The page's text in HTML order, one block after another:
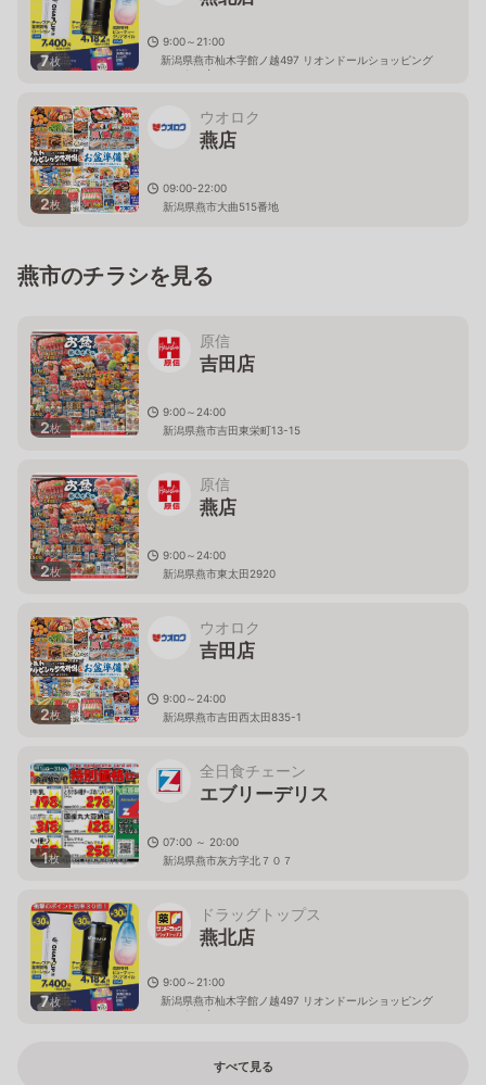
7枚
9:00～21:00
新潟県燕市杣木字館ノ越497 リオンドールショッピング
センター内
2枚
ウオロク
燕店
09:00-22:00
新潟県燕市大曲515番地
燕市のチラシを見る
2枚
原信
吉田店
9:00～24:00
新潟県燕市吉田東栄町13-15
2枚
原信
燕店
9:00～24:00
新潟県燕市東太田2920
2枚
ウオロク
吉田店
9:00～24:00
新潟県燕市吉田西太田835-1
1枚
全日食チェーン
エブリーデリス
07:00 ～ 20:00
新潟県燕市灰方字北７０７
7枚
ドラッグトップス
燕北店
9:00～21:00
新潟県燕市杣木字館ノ越497 リオンドールショッピング
センター内
すべて見る